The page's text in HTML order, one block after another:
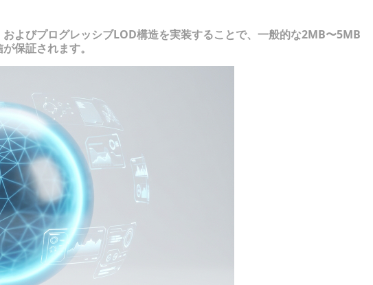
よびプログレッシブLOD構造を実装することで、一般的な2MB〜5MB
保証されます。